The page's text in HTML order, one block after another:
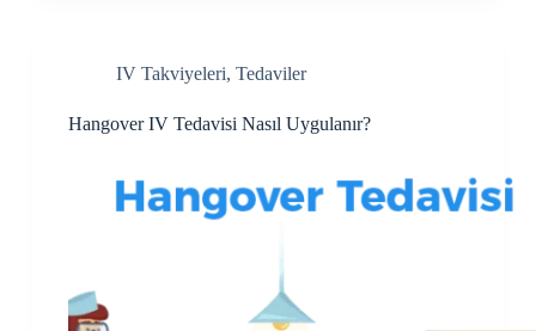
IV Takviyeleri, Tedaviler
Hangover IV Tedavisi Nasıl Uygulanır?